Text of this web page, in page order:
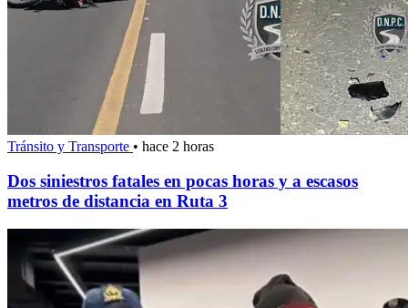
Tránsito y Transporte • hace 2 horas
Dos siniestros fatales en pocas horas y a escasos
metros de distancia en Ruta 3